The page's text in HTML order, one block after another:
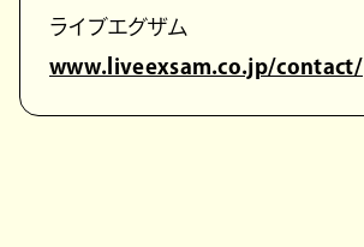
ライブエグザム
www.liveexsam.co.jp/contact/